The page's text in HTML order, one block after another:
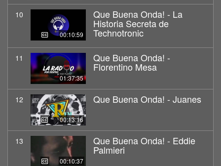
10
00:10:59
Que Buena Onda! - La
Historia Secreta de
Technotronic
11
01:37:35
Que Buena Onda! -
Florentino Mesa
12
00:13:16
Que Buena Onda! - Juanes
13
00:10:37
Que Buena Onda! - Eddie
Palmieri